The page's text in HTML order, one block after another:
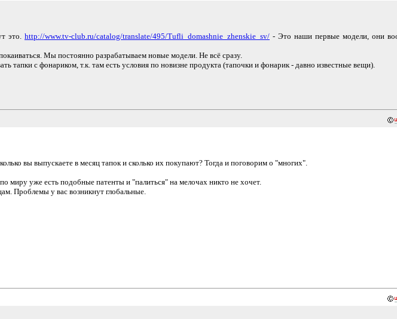
это. http://www.tv-club.ru/catalog/translate/495/Tufli_domashnie_zhenskie_sv/ - Это наши первые модели, они
Мы постоянно разрабатываем новые модели. Не всё сразу.
тапки с фонариком, т.к. там есть условия по новизне продукта (тапочки и фонарик - давно известные вещи).
вы выпускаете в месяц тапок и сколько их покупают? Тогда и поговорим о "многих".
миру уже есть подобные патенты и "палиться" на мелочах никто не хочет.
Проблемы у вас возникнут глобальные.